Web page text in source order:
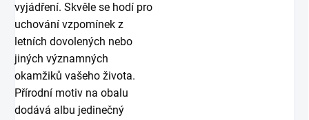
vyjádření. Skvěle se hodí pro
uchování vzpomínek z
letních dovolených nebo
jiných významných
okamžiků vašeho života.
Přírodní motiv na obalu
dodává albu jedinečný